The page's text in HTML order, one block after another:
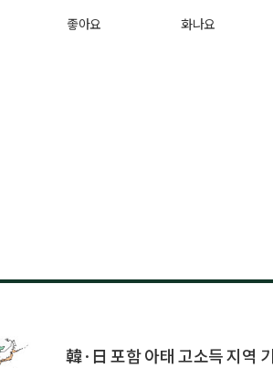
좋아요 화나요
韓·日 포함 아태 고소득 지역